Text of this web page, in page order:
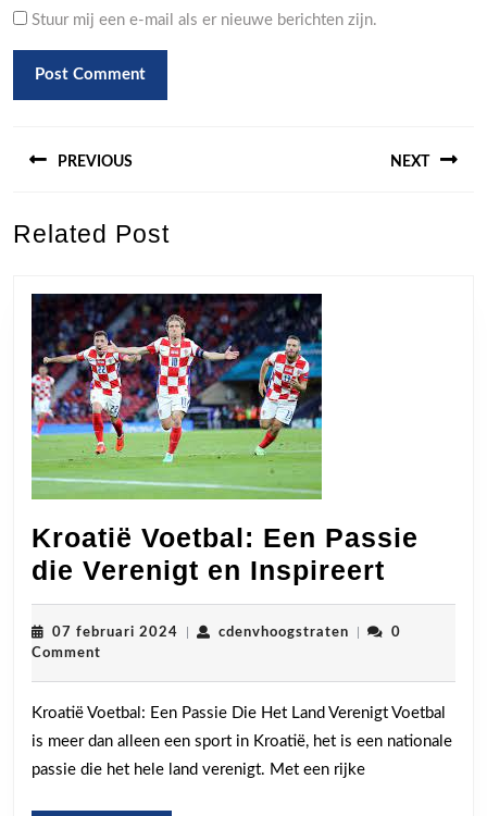
Stuur mij een e-mail als er nieuwe berichten zijn.
PREVIOUS
post:
NEXT
Related Post
Kroatië Voetbal: Een Passie
die Verenigt en Inspireert
Een
die
07 februari 2024 07
cdenvhoogstratencdenvhoogstraten
0
Comment
Kroatië Voetbal: Een Passie Die Het Land Verenigt Voetbal
is meer dan alleen een sport in Kroatië, het is een nationale
passie die het hele land verenigt. Met een rijke